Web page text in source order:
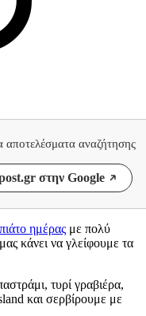
αποτελέσματα αναζήτησης
στην Google
πιάτο ημέρας με πολύ
κάνει να γλείφουμε τα
τυρί γραβιέρα,
και σερβίρουμε με